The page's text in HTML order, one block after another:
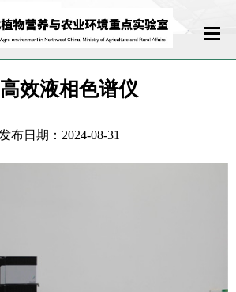
效液相色谱仪
发布日期：2024-08-31